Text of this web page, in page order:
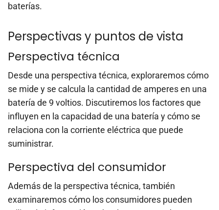
baterías.
Perspectivas y puntos de vista
Perspectiva técnica
Desde una perspectiva técnica, exploraremos cómo
se mide y se calcula la cantidad de amperes en una
batería de 9 voltios. Discutiremos los factores que
influyen en la capacidad de una batería y cómo se
relaciona con la corriente eléctrica que puede
suministrar.
Perspectiva del consumidor
Además de la perspectiva técnica, también
examinaremos cómo los consumidores pueden